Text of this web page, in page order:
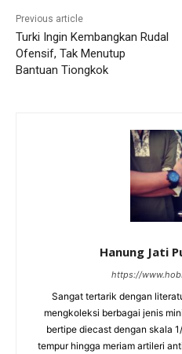
Previous article
Turki Ingin Kembangkan Rudal
Ofensif, Tak Menutup
Bantuan Tiongkok
Hanung Jati
https://
Sangat tertarik dengan
mengkoleksi berbagai jenis
bertipe diecast dengan skala
tempur hingga meriam artileri